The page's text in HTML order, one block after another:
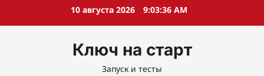
10 августа 2026 9:03:37 AM
Ключ на старт
Запуск и тесты